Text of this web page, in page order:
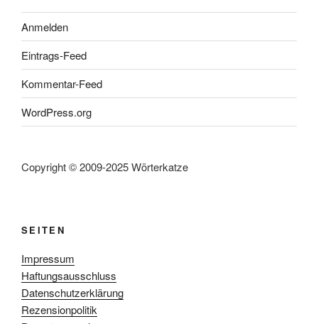
Anmelden
Eintrags-Feed
Kommentar-Feed
WordPress.org
Copyright © 2009-2025 Wörterkatze
SEITEN
Impressum
Haftungsausschluss
Datenschutzerklärung
Rezensionpolitik